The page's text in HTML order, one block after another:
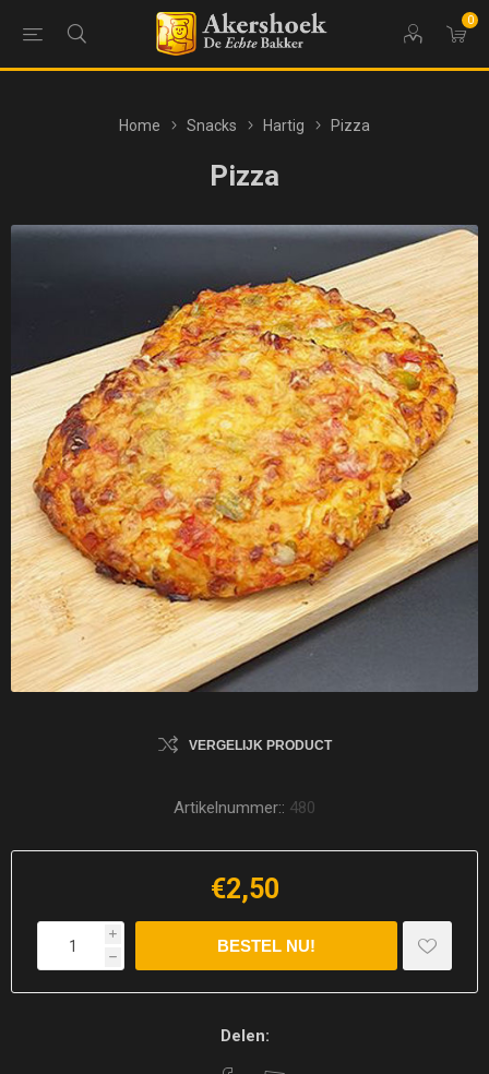
0
Home Snacks Hartig Pizza
Pizza
VERGELIJK PRODUCT
Artikelnummer:: 480
€2,50
i
h
Delen: